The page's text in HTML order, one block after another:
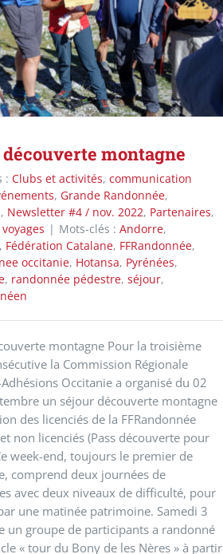
découverte montagne
: Clubs et activités, communication
, Grande Randonnée,
, Newsletter #4 / nov. 2022, Partenaires,
| Mots-clés : Andorre,
, Fédération Catalane, FFRandonnée,
occitanie, Hotansa, Pyrénées,
, randonnée pédestre, séjour,
montagne Pour la troisième
la Commission Régionale
Occitanie a organisé du 02
un séjour découverte montagne
des licenciés de la FFRandonnée
non licenciés (Pass découverte pour
week-end, toujours le premier de
comprend deux journées de
avec deux niveaux de difficulté, pour
une matinée patrimoine. Samedi 3
un groupe de participants a randonné
« tour du Bony de les Nères » à partir